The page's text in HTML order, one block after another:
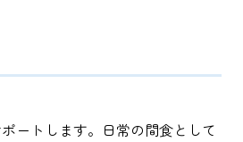
ートします。日常の間食として